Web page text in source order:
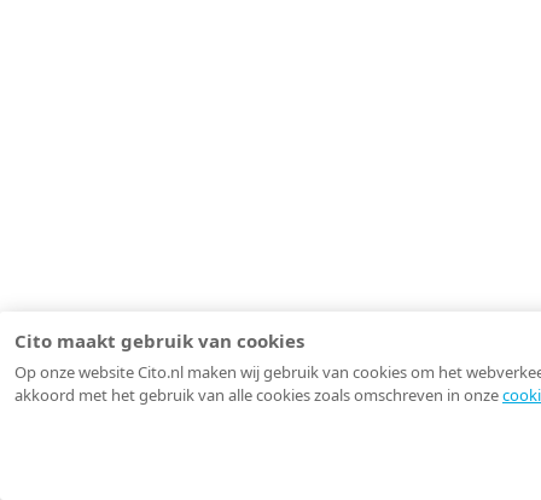
Cito maakt gebruik van cookies
Op onze website Cito.nl maken wij gebruik van cookies om het
akkoord met het gebruik van alle cookies zoals omschreven in onze